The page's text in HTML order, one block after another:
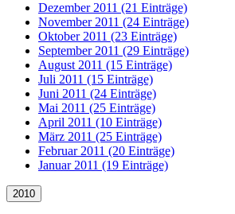
Dezember 2011 (21 Einträge)
November 2011 (24 Einträge)
Oktober 2011 (23 Einträge)
September 2011 (29 Einträge)
August 2011 (15 Einträge)
Juli 2011 (15 Einträge)
Juni 2011 (24 Einträge)
Mai 2011 (25 Einträge)
April 2011 (10 Einträge)
März 2011 (25 Einträge)
Februar 2011 (20 Einträge)
Januar 2011 (19 Einträge)
2010